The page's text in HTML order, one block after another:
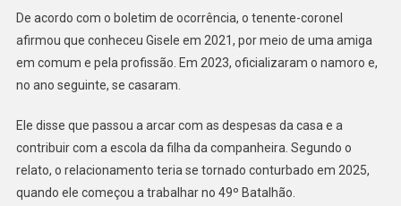
De acordo com o boletim de ocorrência, o tenente-coronel
afirmou que conheceu Gisele em 2021, por meio de uma amiga
em comum e pela profissão. Em 2023, oficializaram o namoro e,
no ano seguinte, se casaram.
Ele disse que passou a arcar com as despesas da casa e a
contribuir com a escola da filha da companheira. Segundo o
relato, o relacionamento teria se tornado conturbado em 2025,
quando ele começou a trabalhar no 49º Batalhão.